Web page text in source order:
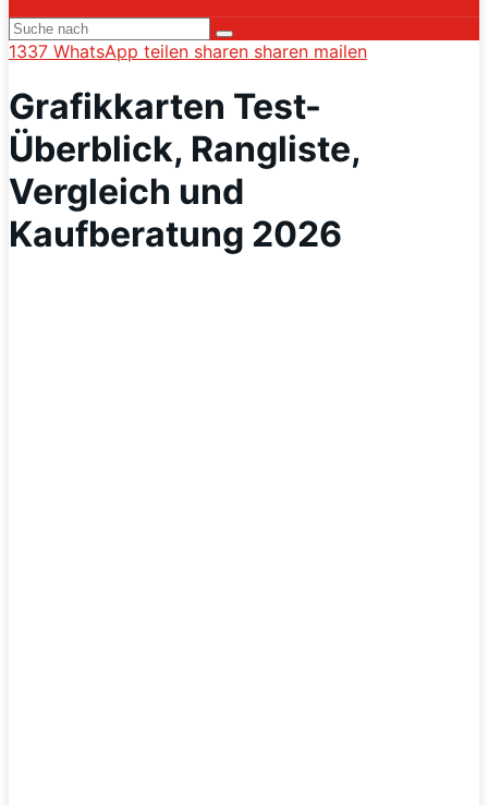
1337 WhatsApp teilen sharen sharen mailen
Grafikkarten Test-
Überblick, Rangliste,
Vergleich und
Kaufberatung 2026